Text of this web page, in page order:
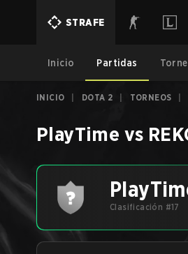
STRAFE
Inicio Partidas
INICIO DOTA 2 TORNEOS
PlayTime vs
Clasificación #17